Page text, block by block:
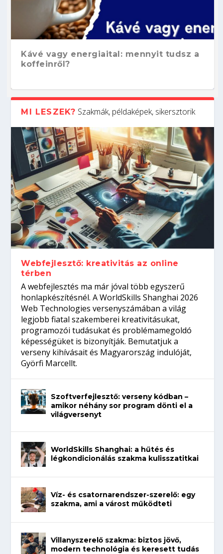
Kávé vagy energiaital: mennyit tudsz a
koffeinről?
Hogyan készíts ATS-barát önéletrajzot?
Így növelheted az esélyedet az
állásinterjúra...
Kitalálod, mire használják ezeket a
gépeket?
Nem sikerült az egyetemi felvételi?
Tanulj szakmát!
Szoftverfejlesztő: verseny kódban –
amikor néhány sor program dönti el a
világversenyt...
MI LESZEK? Szakmák, példaképek, sikersztorik
Webfejlesztő: kreativitás az online
térben
A webfejlesztés ma már jóval több egyszerű
honlapkészítésnél. A WorldSkills Shanghai 2026
Web Technologies versenyszámában a világ
legjobb fiatal szakemberei kreativitásukat,
programozói tudásukat és problémamegoldó
képességüket is bizonyítják. Bemutatjuk a
verseny kihívásait és Magyarország indulóját,
Györfi Marcellt.
Szoftverfejlesztő: verseny kódban –
amikor néhány sor program dönti el a
világversenyt
WorldSkills Shanghai: a hűtés és
légkondicionálás szakma kulisszatitkai
Víz- és csatornarendszer-szerelő: egy
szakma, ami a várost működteti
Villanyszerelő szakma: biztos jövő,
modern technológia és keresett tudás